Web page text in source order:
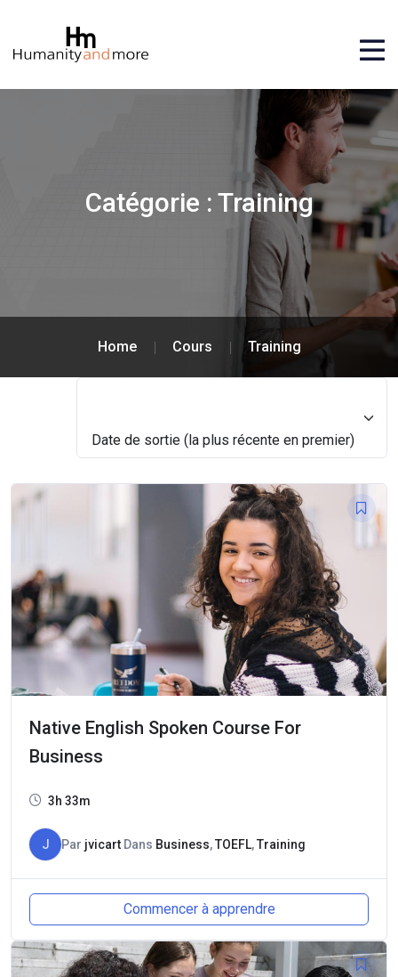
Catégorie : Training
Home Cours Training
Date de sortie (la plus récente en premier)
Native English Spoken Course For
Business
3h 33m
J Par jvicart Dans Business,TOEFL,Training
Commencer à apprendre